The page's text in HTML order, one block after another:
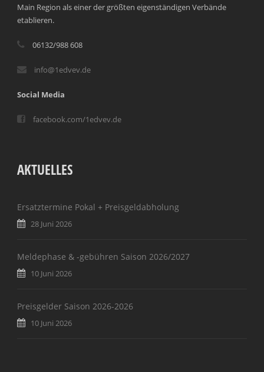
Main Region als einer der größten eigenständigen Verbände
etablieren.
06132/988 608
info@1edvev.de
Social Media
facebook.com/1edvev.de
AKTUELLES
Ersatztermine Pokal + Preisgeldabholung
28 Juni 2026
Meldephase & -gebühren Saison 2026/2027
10 Juni 2026
Preisgelder Saison 2026-2026
10 Juni 2026